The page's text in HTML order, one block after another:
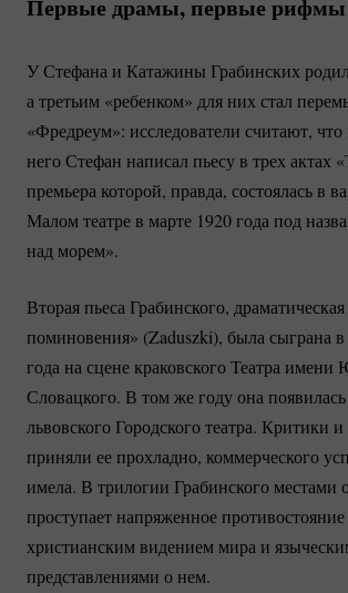
Первые драмы, первые рифмы
У Стефана и Катажины Грабинских
а третьим «ребенком» для них стал
«Фредреум»: исследователи считают,
него Стефан написал пьесу в трех актах
премьера которой, правда, состоялась в
Малом театре в марте 1920 года под
над морем».
Вторая пьеса Грабинского,
поминовения» (Zaduszki), была сыграна в
года на сцене краковского Театра
Словацкого. В том же году она
львовского Городского театра. Критики и
приняли ее прохладно, коммерческого
имела. В трилогии Грабинского местами
проступает напряженное
христианским видением мира и
представлениями о нем.